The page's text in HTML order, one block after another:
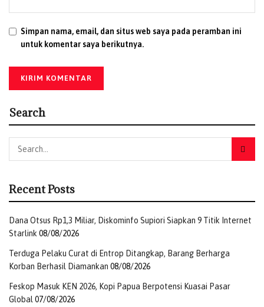
pihak dapat menerima kebijakan yang diambil, selaras
Tags: HUT Bhayangkara 80
Simpan nama, email, dan situs web saya pada peramban ini
untuk komentar saya berikutnya.
Search
Recent Posts
Dana Otsus Rp1,3 Miliar, Diskominfo Supiori Siapkan 9 Titik Internet
Starlink 08/08/2026
Terduga Pelaku Curat di Entrop Ditangkap, Barang Berharga
Korban Berhasil Diamankan 08/08/2026
Feskop Masuk KEN 2026, Kopi Papua Berpotensi Kuasai Pasar
Global 07/08/2026